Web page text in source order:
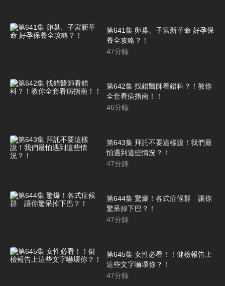
第641集 卵巢、子宮新革命 好孕保
養全攻略？！
47分鐘
第642集 找錯醫師看錯科？！教你
全套看病指南！！
46分鐘
第643集 拜託不要這樣說！我們最
怕遇到這些情況？！
47分鐘
第644集 驚爆！各式症候群 讓你
驚呆掉下巴？！
47分鐘
第645集 女性必看！！健檢報告上
這些文字嚇壞你？！
47分鐘